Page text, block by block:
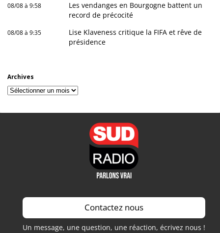
08/08 à 9:58
Les vendanges en Bourgogne battent un
record de précocité
08/08 à 9:35
Lise Klaveness critique la FIFA et rêve de
présidence
Archives
Archives
Contactez nous
Un message, une question, une réaction, écrivez nous !